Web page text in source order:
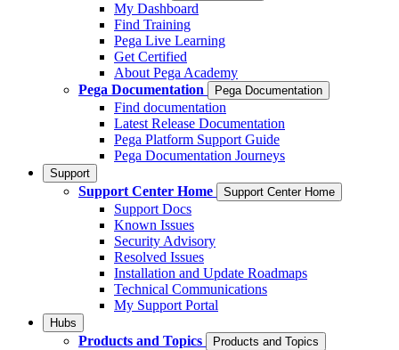
My Dashboard
Find Training
Pega Live Learning
Get Certified
About Pega Academy
Pega Documentation
Pega Documentation
Find documentation
Latest Release Documentation
Pega Platform Support Guide
Pega Documentation Journeys
Support
Support Center Home Support Center Home
Support Docs
Known Issues
Security Advisory
Resolved Issues
Installation and Update Roadmaps
Technical Communications
My Support Portal
Hubs
Products and Topics Products and Topics